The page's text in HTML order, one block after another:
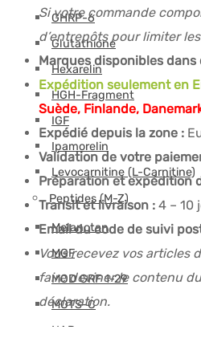
GHRP-6
Glutathione
Hexarelin
HGH-Fragment
IGF
Ipamorelin
Levocarnitine (L-Carnitine)
Peptides (M-Z)
Melanotan
MGF
MOD GRF 1-29
MOTS-C
NAD
Si votre commande
d’entrepôts pour limiter
Marques disponibles
Expédition seulement en
Suède, Finlande,
Expédié depuis la zone :
Validation de votre
Préparation et expédition
Transit et livraison : 4 – 10
Email du code de suivi
Vous recevez vos articles
faire deviner le contenu
déclaration.